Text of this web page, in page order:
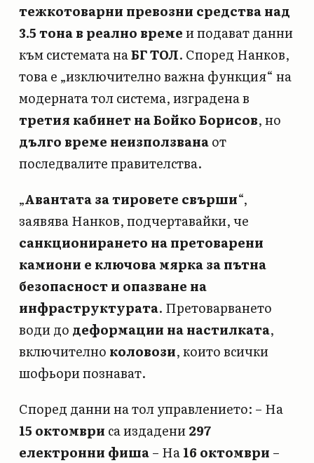
тежкотоварни превозни средства над
3.5 тона в реално времеи подават данни
към системата наБГ ТОЛ. Според Нанков,
това е „изключително важна функция“ на
модерната тол система, изградена в
третия кабинет на Бойко Борисов, но
дълго време неизползванаот
последвалите правителства.
„Авантата за тировете свърши“,
заявява Нанков, подчертавайки, че
санкционирането на претоварени
камиони е ключова мярка за пътна
безопасност и опазване на
инфраструктурата. Претоварването
води до деформации на настилката,
включително коловози, които всички
шофьори познават.
Според данни на тол управлението: – На
15 октомври са издадени297
електронни фиша– На16 октомври –